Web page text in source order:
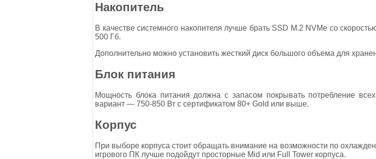
Накопитель
В качестве системного накопителя лучше брать SSD M.2 NVMe со
500 Гб.
Дополнительно можно установить жесткий диск большого объема для
Блок питания
Мощность блока питания должна с запасом покрывать потребление
вариант — 750-850 Вт с сертификатом 80+ Gold или выше.
Корпус
При выборе корпуса стоит обращать внимание на возможности по
игрового ПК лучше подойдут просторные Mid или Full Tower корпуса.